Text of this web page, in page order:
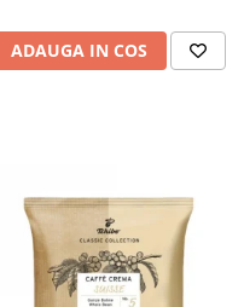
ADAUGA IN COS